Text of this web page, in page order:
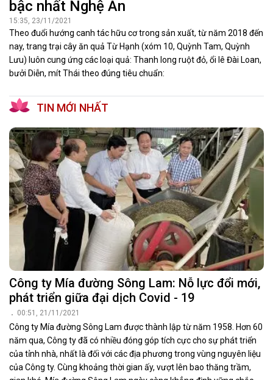
bậc nhất Nghệ An
15:35, 23/11/2021
Theo đuổi hướng canh tác hữu cơ trong sản xuất, từ năm 2018 đến
nay, trang trại cây ăn quả Từ Hạnh (xóm 10, Quỳnh Tam, Quỳnh
Lưu) luôn cung ứng các loại quả: Thanh long ruột đỏ, ổi lê Đài Loan,
bưởi Diễn, mít Thái theo đúng tiêu chuẩn:
TIN MỚI NHẤT
Công ty Mía đường Sông Lam: Nỗ lực đổi mới,
phát triển giữa đại dịch Covid - 19
00:51, 21/11/2021
Công ty Mía đường Sông Lam được thành lập từ năm 1958. Hơn 60
năm qua, Công ty đã có nhiều đóng góp tích cực cho sự phát triển
của tỉnh nhà, nhất là đối với các địa phương trong vùng nguyên liệu
của Công ty. Cùng khoảng thời gian ấy, vượt lên bao thăng trầm,